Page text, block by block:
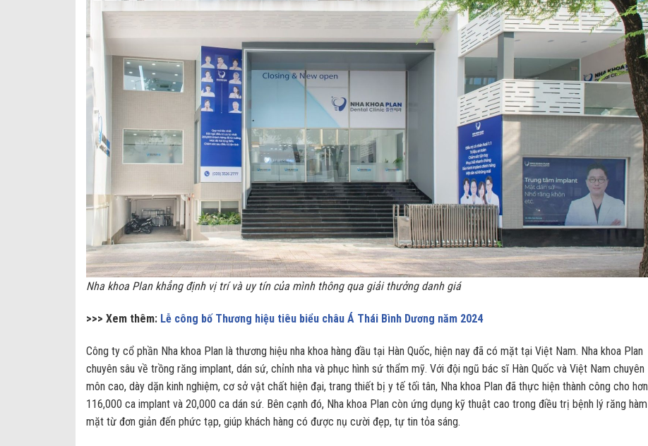
Nha khoa Plan khẳng định vị trí và uy tín của mình thông qua giải thưởng danh giá
>>> Xem thêm: Lễ công bố Thương hiệu tiêu biểu châu Á Thái Bình Dương năm 2024
Công ty cổ phần Nha khoa Plan là thương hiệu nha khoa hàng đầu tại Hàn Quốc, hiện nay đã có mặt tại Việt Nam. Nha khoa Plan
chuyên sâu về trồng răng implant, dán sứ, chỉnh nha và phục hình sứ thẩm mỹ. Với đội ngũ bác sĩ Hàn Quốc và Việt Nam chuyên
môn cao, dày dặn kinh nghiệm, cơ sở vật chất hiện đại, trang thiết bị y tế tối tân, Nha khoa Plan đã thực hiện thành công cho hơn
116,000 ca implant và 20,000 ca dán sứ. Bên cạnh đó, Nha khoa Plan còn ứng dụng kỹ thuật cao trong điều trị bệnh lý răng hàm
mặt từ đơn giản đến phức tạp, giúp khách hàng có được nụ cười đẹp, tự tin tỏa sáng.